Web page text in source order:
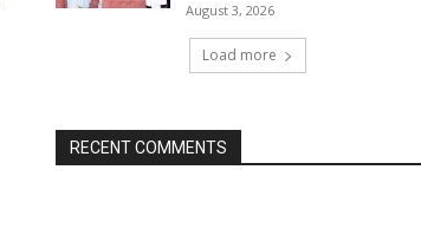
August 3, 2026
Load more
RECENT COMMENTS